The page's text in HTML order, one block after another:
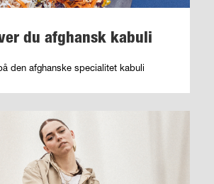
du afghansk kabuli
den afghanske specialitet kabuli